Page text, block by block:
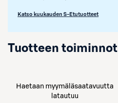
Katso kuukauden S-Etutuotteet
Tuotteen toiminnot
Haetaan myymäläsaatavuutta
latautuu